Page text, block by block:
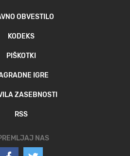
OBVESTILO
KODEKS
PIŠKOTKI
IGRE
ZASEBNOSTI
RSS
NAS